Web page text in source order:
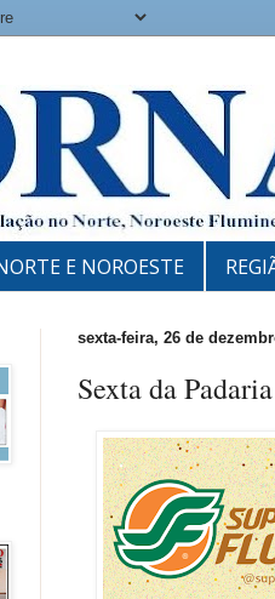
E NOROESTE
sexta-feira, 26 de
Sexta da